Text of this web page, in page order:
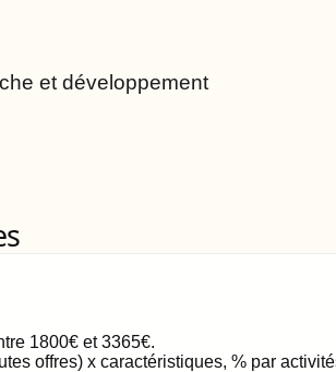
et développement
1800€et3365€.
offres) x caractéristiques, % par